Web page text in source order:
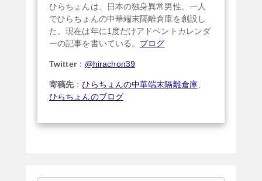
ひらちょんは、日本の独身異常男性。一人
でひらちょんの中華端末隔離倉庫を創設し
た。現在は年に1度だけアドベントカレンダ
ーの記事を書いている。 ブログ
Twitter： @hirachon39
寄稿先 ：ひらちょんの中華端末隔離倉庫、
ひらちょんのブログ